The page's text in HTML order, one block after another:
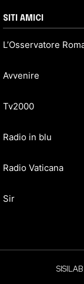
SITI AMICI
L’Osservatore
Avvenire
Tv2000
Radio in blu
Radio Vaticana
Sir